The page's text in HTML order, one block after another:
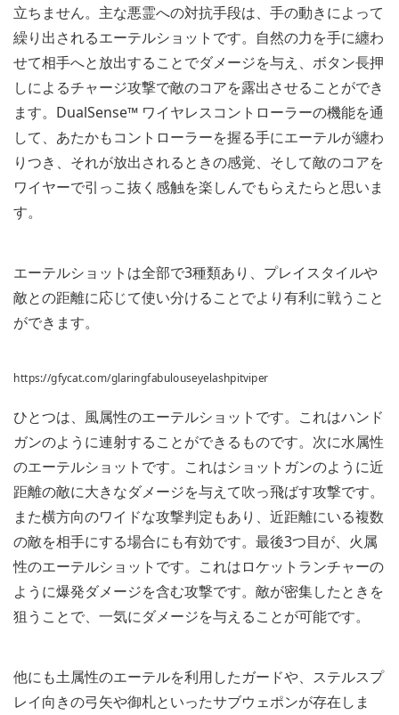
立ちません。主な悪霊への対抗手段は、手の動きによって
繰り出されるエーテルショットです。自然の力を手に纏わ
せて相手へと放出することでダメージを与え、ボタン長押
しによるチャージ攻撃で敵のコアを露出させることができ
ます。DualSense™ ワイヤレスコントローラーの機能を通
して、あたかもコントローラーを握る手にエーテルが纏わ
りつき、それが放出されるときの感覚、そして敵のコアを
ワイヤーで引っこ抜く感触を楽しんでもらえたらと思いま
す。
エーテルショットは全部で3種類あり、プレイスタイルや
敵との距離に応じて使い分けることでより有利に戦うこと
ができます。
https://gfycat.com/glaringfabulouseyelashpitviper
ひとつは、風属性のエーテルショットです。これはハンド
ガンのように連射することができるものです。次に水属性
のエーテルショットです。これはショットガンのように近
距離の敵に大きなダメージを与えて吹っ飛ばす攻撃です。
また横方向のワイドな攻撃判定もあり、近距離にいる複数
の敵を相手にする場合にも有効です。最後3つ目が、火属
性のエーテルショットです。これはロケットランチャーの
ように爆発ダメージを含む攻撃です。敵が密集したときを
狙うことで、一気にダメージを与えることが可能です。
他にも土属性のエーテルを利用したガードや、ステルスプ
レイ向きの弓矢や御札といったサブウェポンが存在しま